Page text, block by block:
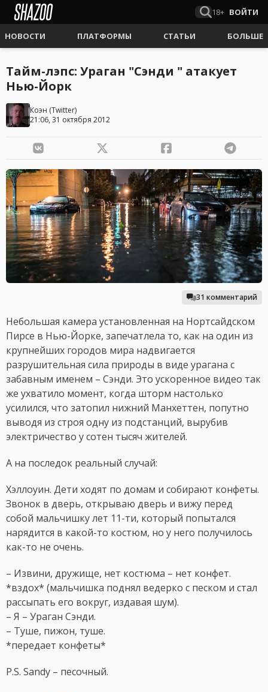
18+ ВОЙТИ
НОВОСТИ ПЛАТФОРМЫ СТАТЬИ БОЛЬШЕ
Тайм-лэпс: Ураган "Сэнди " атакует
Нью-Йорк
Коэн (Twitter)
21:06, 31 октября 2012
31 комментарий
Небольшая камера установленная на Нортсайдском
Пирсе в Нью-Йорке, запечатлела то, как на один из
крупнейших городов мира надвигается
разрушительная сила природы в виде урагана с
забавным именем – Сэнди. Это ускоренное видео так
же ухватило момент, когда шторм настолько
усилился, что затопил нижний Манхеттен, попутно
выводя из строя одну из подстанций, вырубив
электричество у сотен тысяч жителей.
А на последок реальный случай:
Хэллоуин. Дети ходят по домам и собирают конфеты.
Звонок в дверь, открываю дверь и вижу перед
собой мальчишку лет 11-ти, который попытался
нарядится в какой-то костюм, но у него получилось
как-то не очень.
– Извини, дружище, нет костюма – нет конфет.
*вздох* (мальчишка поднял ведерко с песком и стал
рассыпать его вокруг, издавая шум).
– Я – Ураган Сэнди.
– Туше, пижон, туше.
*передает конфеты*
P.S. Sandy – песочный.